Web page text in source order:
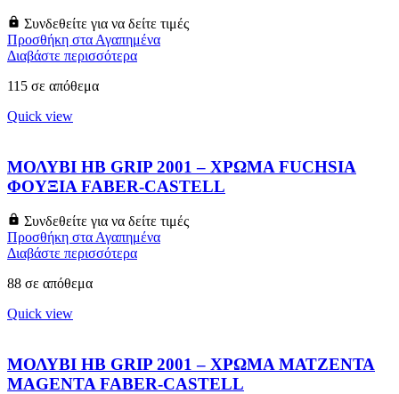
Συνδεθείτε για να δείτε τιμές
Προσθήκη στα Αγαπημένα
Διαβάστε περισσότερα
115 σε απόθεμα
Quick view
ΜΟΛΥΒΙ HB GRIP 2001 – ΧΡΩΜΑ FUCHSIA
ΦΟΥΞΙΑ FABER-CASTELL
Συνδεθείτε για να δείτε τιμές
Προσθήκη στα Αγαπημένα
Διαβάστε περισσότερα
88 σε απόθεμα
Quick view
ΜΟΛΥΒΙ HB GRIP 2001 – ΧΡΩΜΑ ΜΑΤΖΕΝΤΑ
MAGENTA FABER-CASTELL